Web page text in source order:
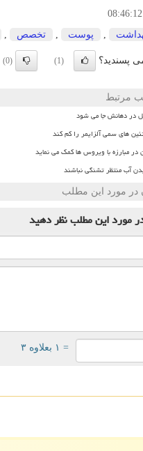
08:46:12
, پوست , تخصص ,
پسندید؟ (1)
(0)
مرتبط
در دهانش جا می شود
در مبارزه با ویروس ها کمک می نماید
آب منتظر تشنگی نباشند
در مورد این مطلب
مورد این مطلبنظر دهید
= ۱ بعلاوه ۳